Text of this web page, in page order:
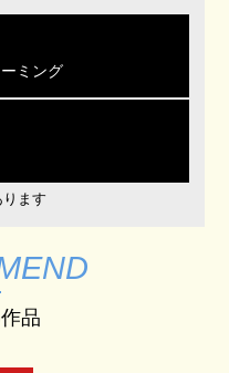
ミング
ます
品